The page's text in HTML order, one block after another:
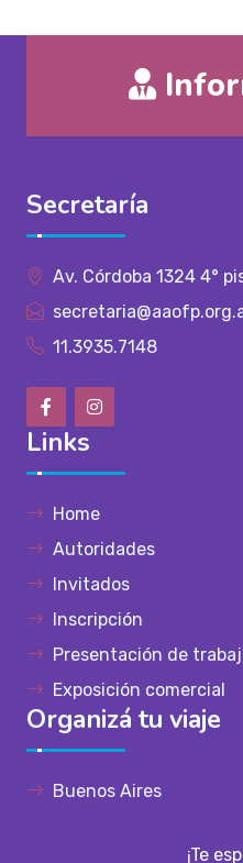
Secretaría
Av. Córdoba 1324 4°
11.3935.7148
Links
Home
Autoridades
Invitados
Inscripción
Presentación de
Exposición comercial
Organizá tu viaje
Buenos Aires
¡Te